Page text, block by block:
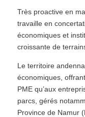
Très proactive en
travaille en
économiques et
croissante de
Le territoire
économiques,
PME qu’aux
parcs, gérés
Province de Namur